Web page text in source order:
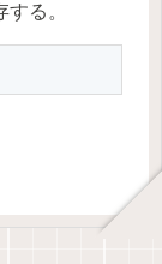
る。